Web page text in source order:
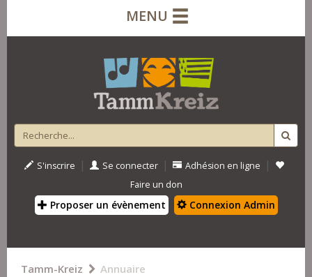
MENU
S'inscrire | Se connecter | Adhésion en ligne |
Faire un don
Proposer un évènement Connexion Admin
Tamm-Kreiz Annuaire